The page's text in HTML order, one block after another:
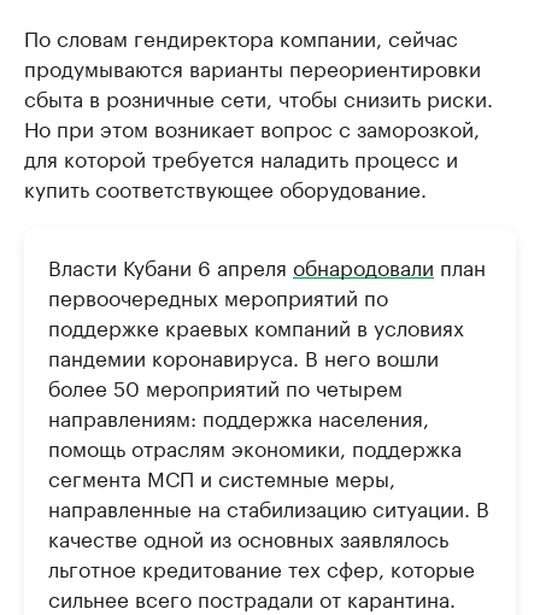
По словам гендиректора компании, сейчас
продумываются варианты переориентировки
сбыта в розничные сети, чтобы снизить риски.
Но при этом возникает вопрос с заморозкой,
для которой требуется наладить процесс и
купить соответствующее оборудование.
Власти Кубани 6 апреля обнародовали план
первоочередных мероприятий по
поддержке краевых компаний в условиях
пандемии коронавируса. В него вошли
более 50 мероприятий по четырем
направлениям: поддержка населения,
помощь отраслям экономики, поддержка
сегмента МСП и системные меры,
направленные на стабилизацию ситуации. В
качестве одной из основных заявлялось
льготное кредитование тех сфер, которые
сильнее всего пострадали от карантина.